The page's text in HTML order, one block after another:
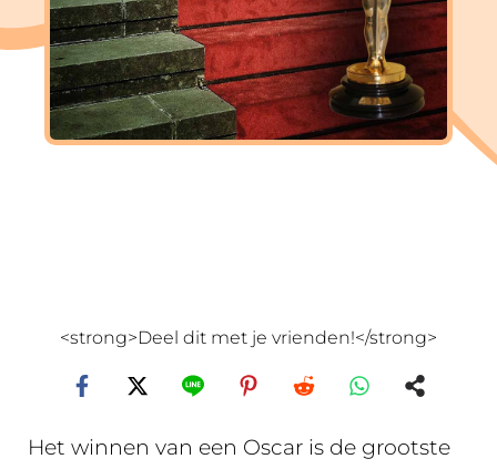
<strong>Deel dit met je vrienden!</strong>
Het winnen van een Oscar is de grootste